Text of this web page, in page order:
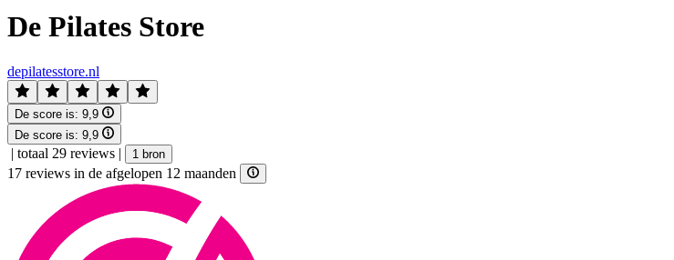
De Pilates Store
depilatesstore.nl
De score is: 9,9
De score is: 9,9
| totaal 29 reviews | 1 bron
17 reviews in de afgelopen 12 maanden